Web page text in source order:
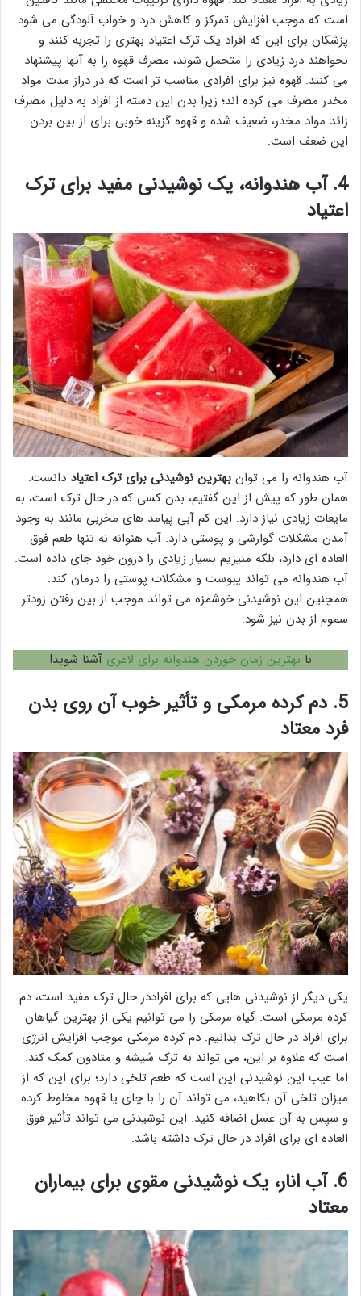
است که موجب افزایش تمرکز و کاهش درد و خواب آلودگی می شود.
پزشکان برای این که افراد یک ترک اعتیاد بهتری را تجربه کنند و
نخواهند درد زیادی را متحمل شوند، مصرف قهوه را به آنها پیشنهاد
می کنند. قهوه نیز برای افرادی مناسب تر است که در دراز مدت مواد
مخدر مصرف می کرده اند؛ زیرا بدن این دسته از افراد به دلیل مصرف
زائد مواد مخدر، ضعیف شده و قهوه گزینه خوبی برای از بین بردن
این ضعف است.
4. آب هندوانه، یک نوشیدنی مفید برای ترک
اعتیاد
آب هندوانه را می توان بهترین نوشیدنی برای ترک اعتیاد دانست.
همان طور که پیش از این گفتیم، بدن کسی که در حال ترک است، به
مایعات زیادی نیاز دارد. این کم آبی پیامد های مخربی مانند به وجود
آمدن مشکلات گوارشی و پوستی دارد. آب هنوانه نه تنها طعم فوق
العاده ای دارد، بلکه منیزیم بسیار زیادی را درون خود جای داده است.
آب هندوانه می تواند یبوست و مشکلات پوستی را درمان کند.
همچنین این نوشیدنی خوشمزه می تواند موجب از بین رفتن زودتر
سموم از بدن نیز شود.
با بهترین زمان خوردن هندوانه برای لاغری آشنا شوید!
5. دم کرده مرمکی و تأثیر خوب آن روی بدن
فرد معتاد
یکی دیگر از نوشیدنی هایی که برای افراددر حال ترک مفید است، دم
کرده مرمکی است. گیاه مرمکی را می توانیم یکی از بهترین گیاهان
برای افراد در حال ترک بدانیم. دم کرده مرمکی موجب افزایش انرژی
است که علاوه بر این، می تواند به ترک شیشه و متادون کمک کند.
اما عیب این نوشیدنی این است که طعم تلخی دارد؛ برای این که از
میزان تلخی آن بکاهید، می تواند آن را با چای یا قهوه مخلوط کرده
و سپس به آن عسل اضافه کنید. این نوشیدنی می تواند تأثیر فوق
العاده ای برای افراد در حال ترک داشته باشد.
6. آب انار، یک نوشیدنی مقوی برای بیماران
معتاد